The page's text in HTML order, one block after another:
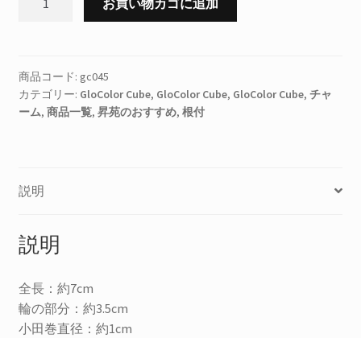
ダ
個
お買い物カゴに追加
商品コード: gc045
カテゴリー: GloColor Cube, GloColor Cube, GloColor Cube, チャ
ーム, 商品一覧, 昇苑のおすすめ, 根付
説明
説明
全長：約7cm
輪の部分：約3.5cm
小田巻直径：約1cm